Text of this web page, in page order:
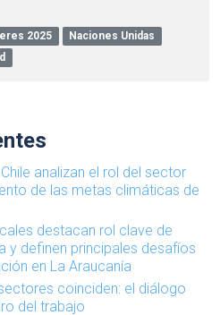
2025
Naciones Unidas
analizan el rol del sector
de las metas climáticas de
destacan rol clave de
y definen principales desafíos
en La Araucanía
coinciden: el diálogo
del trabajo